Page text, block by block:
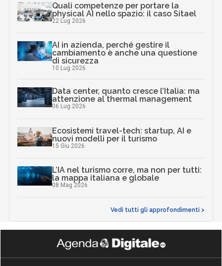
Quali competenze per portare la
physical AI nello spazio: il caso Sitael
22 Lug 2026
AI in azienda, perché gestire il
cambiamento è anche una questione
di sicurezza
10 Lug 2026
Data center, quanto cresce l’Italia: ma
attenzione al thermal management
06 Lug 2026
Ecosistemi travel-tech: startup, AI e
nuovi modelli per il turismo
15 Giu 2026
L’IA nel turismo corre, ma non per tutti:
la mappa italiana e globale
08 Mag 2026
Vedi tutti gli approfondimenti >